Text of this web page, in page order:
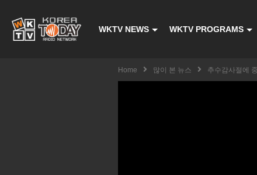
WKTV NEWS WKTV PROGRAMS
Home 많이 본 뉴스 추수감사절에